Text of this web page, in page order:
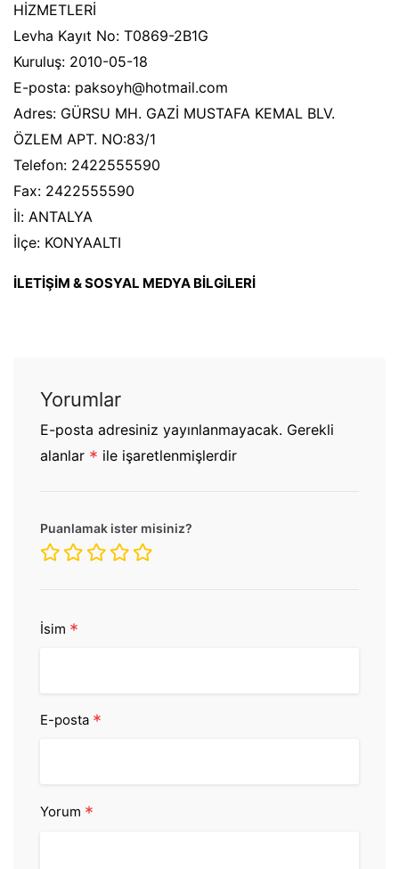
HİZMETLERİ
Levha Kayıt No: T0869-2B1G
Kuruluş: 2010-05-18
E-posta: paksoyh@hotmail.com
Adres: GÜRSU MH. GAZİ MUSTAFA KEMAL BLV.
ÖZLEM APT. NO:83/1
Telefon: 2422555590
Fax: 2422555590
İl: ANTALYA
İlçe: KONYAALTI
İLETİŞİM & SOSYAL MEDYA BİLGİLERİ
Yorumlar
E-posta adresiniz yayınlanmayacak. Gerekli
alanlar * ile işaretlenmişlerdir
Puanlamak ister misiniz?
İsim *
E-posta *
Yorum *